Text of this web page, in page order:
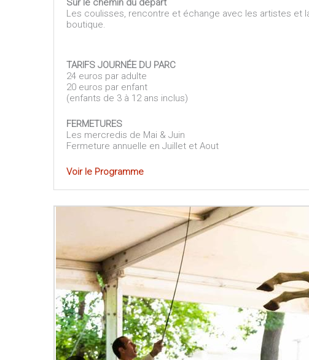
Sur le chemin du départ
Les coulisses, rencontre et échange avec les artistes et
boutique.
TARIFS JOURNÉE DU PARC
24 euros par adulte
20 euros par enfant
(enfants de 3 à 12 ans inclus)
FERMETURES
Les mercredis de Mai & Juin
Fermeture annuelle en Juillet et Aout
Voir le Programme